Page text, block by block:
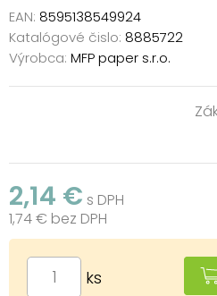
EAN: 8595138549924
Katalógové čislo: 8885722
Výrobca: MFP paper s.r.o.
2,14 € s DPH
1,74 € bez DPH
ks